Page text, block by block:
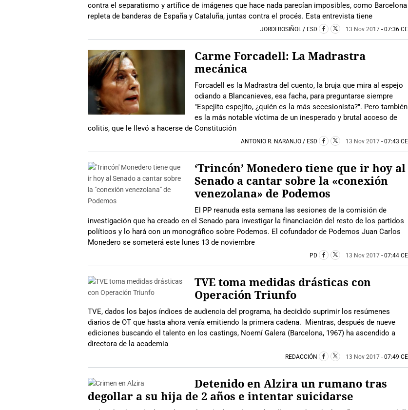
contra el separatismo y artífice de imágenes que hace nada parecían imposibles, como Barcelona
repleta de banderas de España y Cataluña, juntas contra el procés. Esta entrevista tiene
JORDI ROSIÑOL / ESD 13 Nov 2017 - 07:36
Carme Forcadell: La Madrastra
mecánica
Forcadell es la Madrastra del cuento, la bruja que mira al espejo
odiando a Blancanieves, esa facha, para preguntarse siempre
"Espejito espejito, ¿quién es la más secesionista?". Pero también
es la más notable víctima de un inesperado y brutal acceso de
colitis, que le llevó a hacerse de Constitución
ANTONIO R. NARANJO / ESD 13 Nov 2017 - 07:43
‘Trincón’ Monedero tiene que ir hoy al
Senado a cantar sobre la «conexión
venezolana» de Podemos
El PP reanuda esta semana las sesiones de la comisión de
investigación que ha creado en el Senado para investigar la financiación del resto de los partidos
políticos y lo hará con un monográfico sobre Podemos. El cofundador de Podemos Juan Carlos
Monedero se someterá este lunes 13 de noviembre
PD 13 Nov 2017 - 07:44
TVE toma medidas drásticas con
Operación Triunfo
TVE, dados los bajos índices de audiencia del programa, ha decidido suprimir los resúmenes
diarios de OT que hasta ahora venía emitiendo la primera cadena. Mientras, después de nueve
ediciones buscando el talento en los castings, Noemí Galera (Barcelona, 1967) ha ascendido a
directora de la academia
REDACCIÓN 13 Nov 2017 - 07:49
Detenido en Alzira un rumano tras
degollar a su hija de 2 años e intentar suicidarse